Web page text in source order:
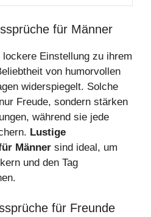
für Männer
Einstellung zu ihrem
von humorvollen
widerspiegelt. Solche
Freude, sondern stärken
während sie jede
Lustige
Männer sind ideal, um
und den Tag
für Freunde